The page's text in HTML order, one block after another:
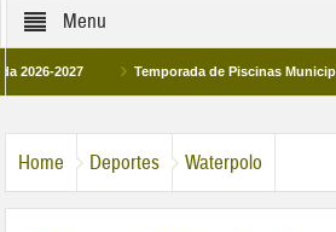
Menu
Temporada de Piscinas Municipales 2026
Home Deportes Waterpolo